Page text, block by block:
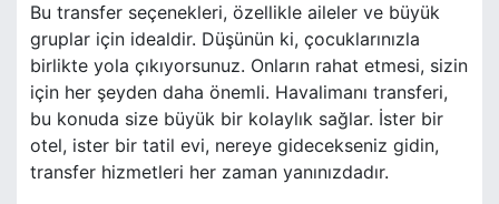
Bu transfer seçenekleri, özellikle aileler ve büyük
gruplar için idealdir. Düşünün ki, çocuklarınızla
birlikte yola çıkıyorsunuz. Onların rahat etmesi, sizin
için her şeyden daha önemli. Havalimanı transferi,
bu konuda size büyük bir kolaylık sağlar. İster bir
otel, ister bir tatil evi, nereye gidecekseniz gidin,
transfer hizmetleri her zaman yanınızdadır.